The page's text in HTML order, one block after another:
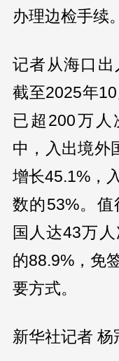
办理边检手续。
记者从海口出
截至2025年
已超200万人
中，入出境外
增长45.1%，
数的53%。
国人达43万
的88.9%，免
要方式。
新华社记者 杨